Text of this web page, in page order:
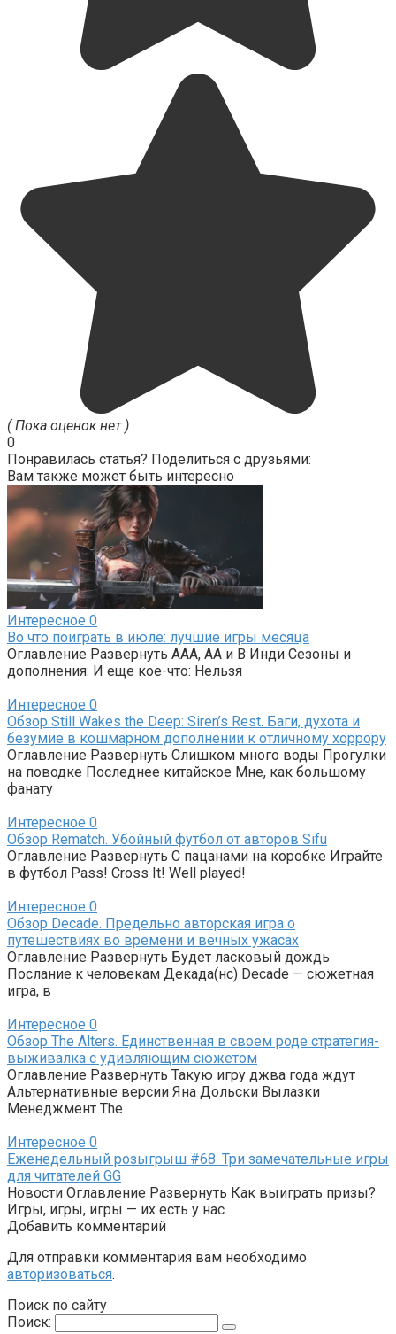
( Пока оценок нет )
0
Понравилась статья? Поделиться с друзьями:
Вам также может быть интересно
Интересное 0
Во что поиграть в июле: лучшие игры месяца
Оглавление Развернуть AAA, AA и B Инди Сезоны и
дополнения: И еще кое-что: Нельзя
Интересное 0
Обзор Still Wakes the Deep: Siren’s Rest. Баги, духота и
безумие в кошмарном дополнении к отличному хоррору
Оглавление Развернуть Слишком много воды Прогулки
на поводке Последнее китайское Мне, как большому
фанату
Интересное 0
Обзор Rematch. Убойный футбол от авторов Sifu
Оглавление Развернуть С пацанами на коробке Играйте
в футбол Pass! Cross It! Well played!
Интересное 0
Обзор Decade. Предельно авторская игра о
путешествиях во времени и вечных ужасах
Оглавление Развернуть Будет ласковый дождь
Послание к человекам Декада(нс) Decade — сюжетная
игра, в
Интересное 0
Обзор The Alters. Единственная в своем роде стратегия-
выживалка с удивляющим сюжетом
Оглавление Развернуть Такую игру джва года ждут
Альтернативные версии Яна Дольски Вылазки
Менеджмент The
Интересное 0
Еженедельный розыгрыш #68. Три замечательные игры
для читателей GG
Новости Оглавление Развернуть Как выиграть призы?
Игры, игры, игры — их есть у нас.
Добавить комментарий
Для отправки комментария вам необходимо
авторизоваться.
Поиск по сайту
Поиск: